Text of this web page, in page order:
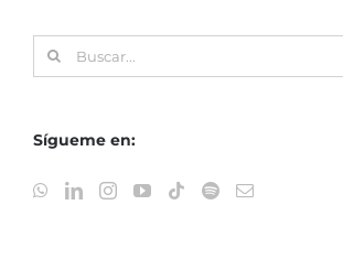
Buscar:
Sígueme en: